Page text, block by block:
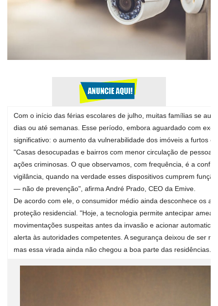
Com o início das férias escolares de julho, muitas famílias se
dias ou até semanas. Esse período, embora aguardado com
significativo: o aumento da vulnerabilidade dos imóveis a furtos e
"Casas desocupadas e bairros com menor circulação de
ações criminosas. O que observamos, com frequência, é a
vigilância, quando na verdade esses dispositivos cumprem
— não de prevenção", afirma André Prado, CEO da Emive.
De acordo com ele, o consumidor médio ainda desconhece os
proteção residencial. "Hoje, a tecnologia permite antecipar
movimentações suspeitas antes da invasão e acionar
alerta às autoridades competentes. A segurança deixou de ser
mas essa virada ainda não chegou a boa parte das residências."